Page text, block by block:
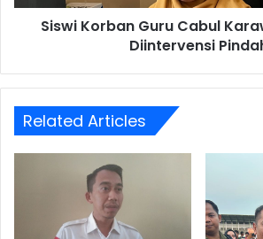
Siswi Korban Guru Cabul
Diintervensi
Related Articles